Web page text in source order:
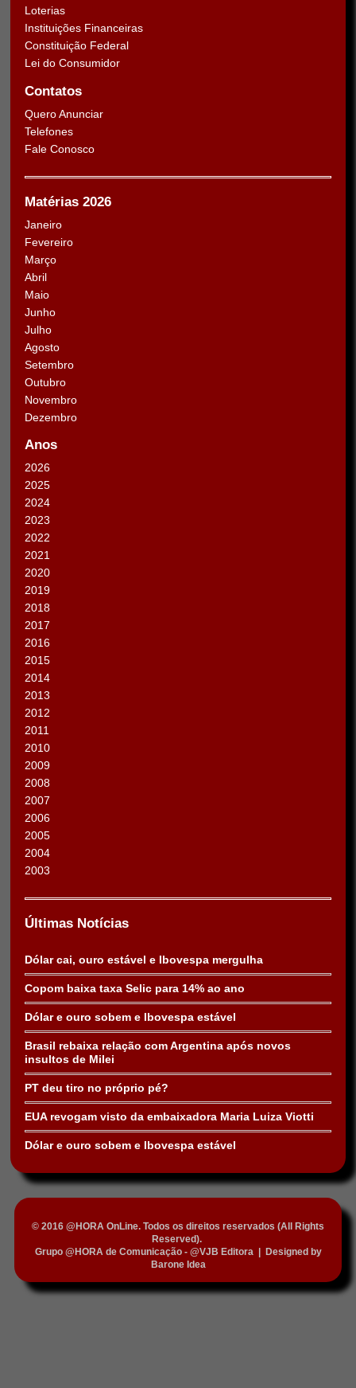
Loterias
Instituições Financeiras
Constituição Federal
Lei do Consumidor
Contatos
Quero Anunciar
Telefones
Fale Conosco
Matérias 2026
Janeiro
Fevereiro
Março
Abril
Maio
Junho
Julho
Agosto
Setembro
Outubro
Novembro
Dezembro
Anos
2026
2025
2024
2023
2022
2021
2020
2019
2018
2017
2016
2015
2014
2013
2012
2011
2010
2009
2008
2007
2006
2005
2004
2003
Últimas Notícias
Dólar cai, ouro estável e Ibovespa mergulha
Copom baixa taxa Selic para 14% ao ano
Dólar e ouro sobem e Ibovespa estável
Brasil rebaixa relação com Argentina após novos
insultos de Milei
PT deu tiro no próprio pé?
EUA revogam visto da embaixadora Maria Luiza Viotti
Dólar e ouro sobem e Ibovespa estável
© 2016 @HORA OnLine. Todos os direitos reservados (All Rights
Reserved).
Grupo @HORA de Comunicação - @VJB Editora|
Designed by
Barone Idea